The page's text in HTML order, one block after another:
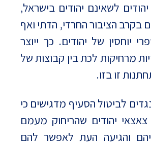
יהודים לשאינם יהודים בישראל,
בקרב הציבור החרדי, הדתי ואף
יוחסין של יהודים. כך ייוצר
מרחיקות לכת בין קבוצות של
זו בזו.
לביטול הסעיף מדגישים כי
יהודים שהריחוק מעמם
והגיעה העת לאפשר להם